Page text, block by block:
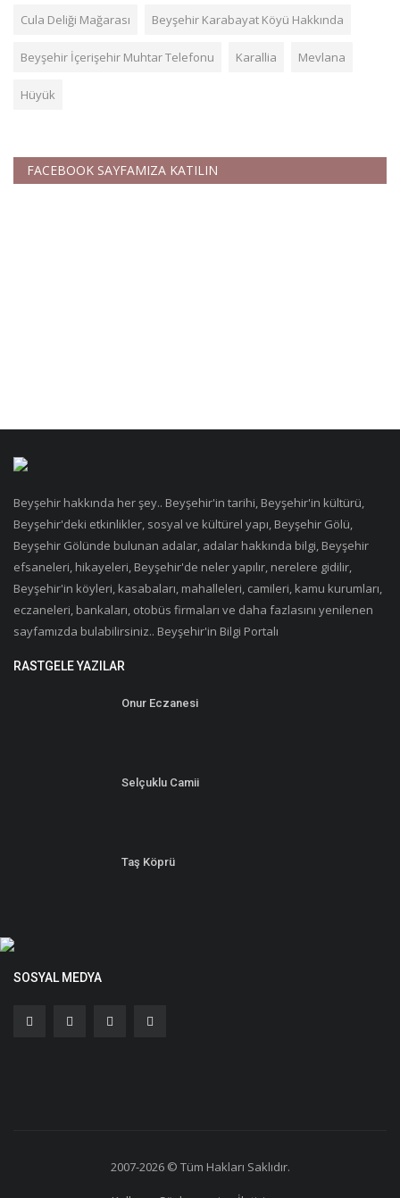
Cula Deliği Mağarası Beyşehir Karabayat Köyü Hakkında
Beyşehir İçerişehir Muhtar Telefonu Karallia Mevlana
Hüyük
FACEBOOK SAYFAMIZA KATILIN
Beyşehir hakkında her şey.. Beyşehir'in tarihi, Beyşehir'in kültürü,
Beyşehir'deki etkinlikler, sosyal ve kültürel yapı, Beyşehir Gölü,
Beyşehir Gölünde bulunan adalar, adalar hakkında bilgi, Beyşehir
efsaneleri, hikayeleri, Beyşehir'de neler yapılır, nerelere gidilir,
Beyşehir'in köyleri, kasabaları, mahalleleri, camileri, kamu kurumları,
eczaneleri, bankaları, otobüs firmaları ve daha fazlasını yenilenen
sayfamızda bulabilirsiniz.. Beyşehir'in Bilgi Portalı
RASTGELE YAZILAR
Onur Eczanesi
Selçuklu Camii
Taş Köprü
SOSYAL MEDYA
2007-2026 © Tüm Hakları Saklıdır.